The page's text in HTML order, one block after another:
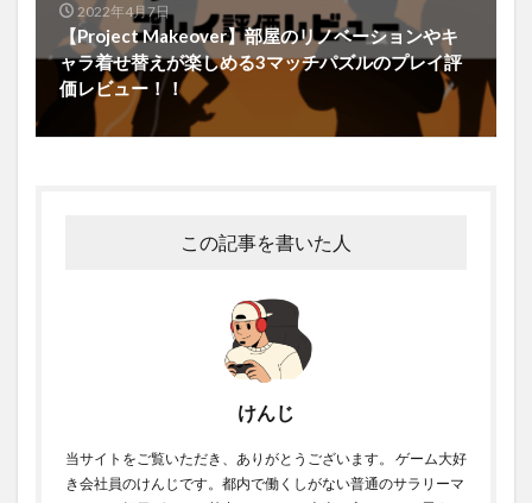
2022年4月7日
【Project Makeover】部屋のリノベーションやキ
ャラ着せ替えが楽しめる3マッチパズルのプレイ評
価レビュー！！
この記事を書いた人
けんじ
当サイトをご覧いただき、ありがとうございます。 ゲーム大好
き会社員のけんじです。都内で働くしがない普通のサラリーマ